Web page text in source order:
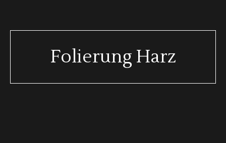
Folierung Harz